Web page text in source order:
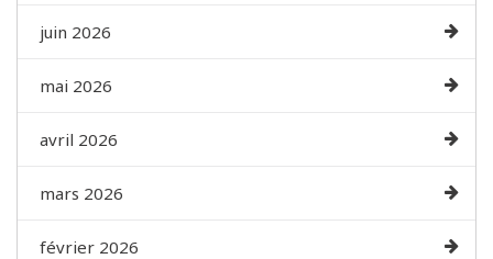
juin 2026
mai 2026
avril 2026
mars 2026
février 2026